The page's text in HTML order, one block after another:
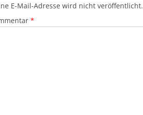
E-Mail-Adresse wird nicht veröffentlicht.
*